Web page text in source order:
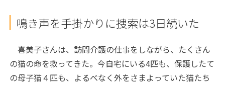
鳴き声を手掛かりに捜索は3日続いた
喜美子さんは、訪問介護の仕事をしながら、たくさん
の猫の命を救ってきた。今自宅にいる4匹も、保護したて
の母子猫４匹も、よるべなく外をさまよっていた猫たち